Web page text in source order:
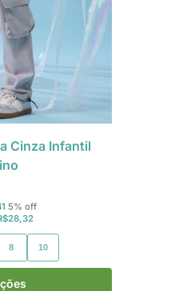
Cinza Infantil
5% off
28,32
8 10